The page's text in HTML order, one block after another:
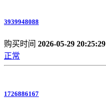
3939948088
购买时间 2026-05-29 20:25:29
正常
1726886167